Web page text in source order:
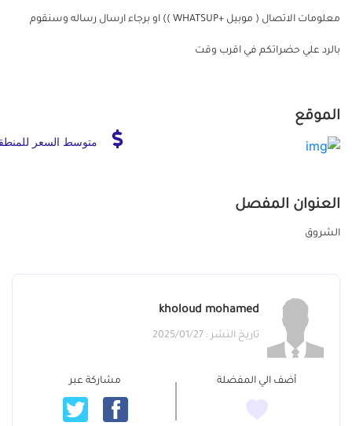
معلومات الاتصال ( موبيل +WHATSUP )) او برجاء ارسال رساله وسنقوم
بالرد علي حضراتكم في اقرب وقت
الموقع
متوسط السعر
العنوان المفصل
الشروق
kholoud mohamed
تاريخ النشر : 2025/01/27
أضف الي المفضلة مشاركة عبر